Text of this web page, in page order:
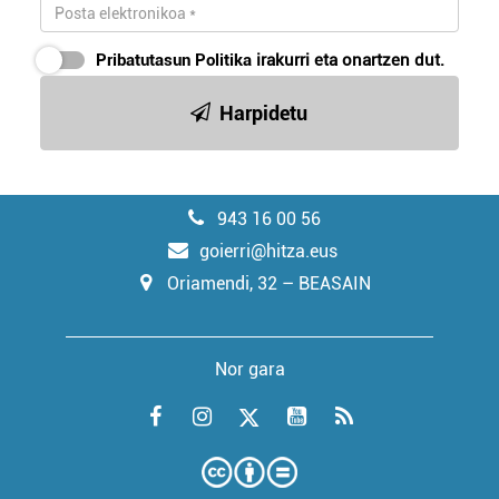
Pribatutasun Politika irakurri eta onartzen dut.
Harpidetu
943 16 00 56
goierri@hitza.eus
Oriamendi, 32 – BEASAIN
Nor gara